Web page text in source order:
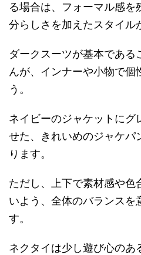
る場合は、フォーマル感を
分らしさを加えたスタイル
ダークスーツが基本であ
んが、インナーや小物で個
う。
ネイビーのジャケットにグ
せた、きれいめのジャケパ
ります。
ただし、上下で素材感や色
いよう、全体のバランスを
す。
ネクタイは少し遊び心のあ